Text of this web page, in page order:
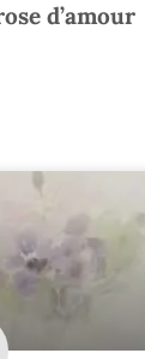
d’amour